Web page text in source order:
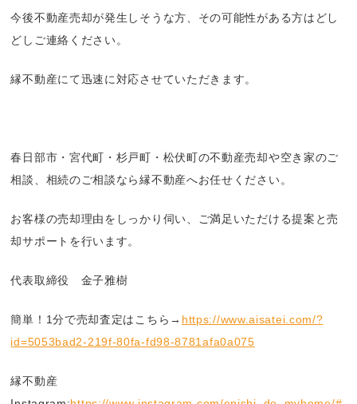
今後不動産売却が発生しそうな方、その可能性がある方はどし
どしご連絡ください。
縁不動産にて迅速に対応させていただきます。
春日部市・宮代町・杉戸町・松伏町の不動産売却や空き家のご
相談、相続のご相談なら縁不動産へお任せください。
お客様の売却理由をしっかり伺い、ご満足いただける提案と売
却サポートを行います。
代表取締役 金子雅樹
簡単！1分で売却査定はこちら→ https://www.aisatei.com/?
id=5053bad2-219f-80fa-fd98-8781afa0a075
縁不動産